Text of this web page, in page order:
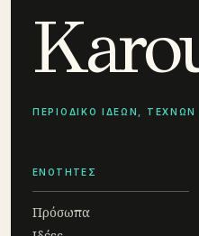
ΠΕΡΙΟΔΙΚΟ ΙΔΕΩΝ,
ΕΝΟΤΗΤΕΣ
Πρόσωπα